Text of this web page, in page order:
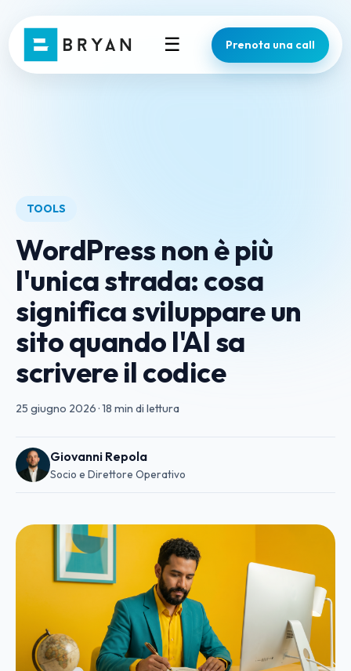
☰ Prenota una call
TOOLS
WordPress non è più
l'unica strada: cosa
significa sviluppare un
sito quando l'AI sa
scrivere il codice
25 giugno 2026 ·18 min di lettura
Giovanni Repola
Socio e Direttore Operativo